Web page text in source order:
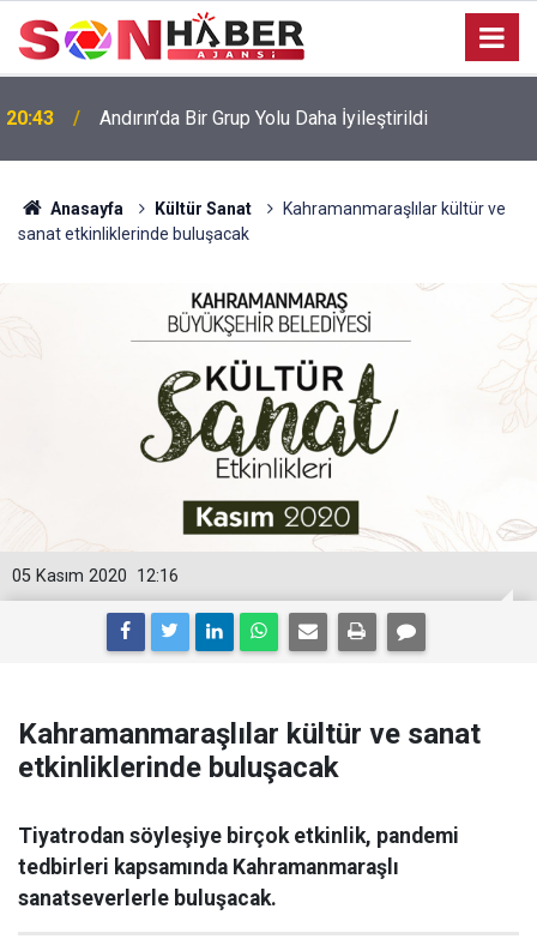
20:43 Andırın’da Bir Grup Yolu Daha İyileştirildi
Anasayfa Kültür Sanat
Kahramanmaraşlılar kültür ve
sanat etkinliklerinde buluşacak
12:16
05 Kasım 2020
Kahramanmaraşlılar kültür ve sanat
etkinliklerinde buluşacak
Tiyatrodan söyleşiye birçok etkinlik, pandemi
tedbirleri kapsamında Kahramanmaraşlı
sanatseverlerle buluşacak.